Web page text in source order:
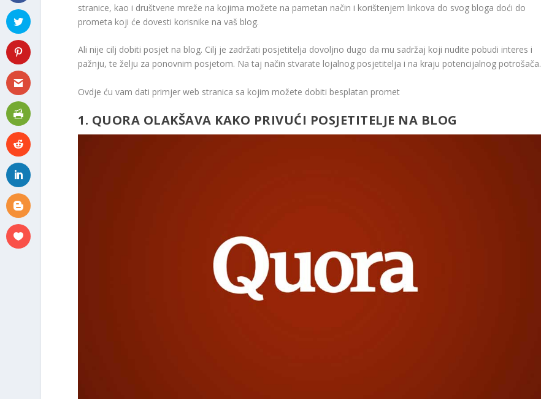
stranice, kao i društvene mreže na kojima možete na pametan način i korištenjem linkova do svog bloga doći do
prometa koji će dovesti korisnike na vaš blog.
Ali nije cilj dobiti posjet na blog. Cilj je zadržati posjetitelja dovoljno dugo da mu sadržaj koji nudite pobudi interes i
pažnju, te želju za ponovnim posjetom. Na taj način stvarate lojalnog posjetitelja i na kraju potencijalnog potrošača.
Ovdje ću vam dati primjer web stranica sa kojim možete dobiti besplatan promet
1. QUORA OLAKŠAVA KAKO PRIVUĆI POSJETITELJE NA BLOG